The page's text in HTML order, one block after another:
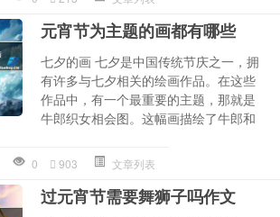
元宵节为主题的画都有哪些
七夕的画 七夕是中国传统节庆之一，拥
有许多与七夕相关的绘画作品。在这些
作品中，有一个最重要的主题，那就是
牛郎织女相会图。这幅画描绘了牛郎和
0 903 文章列表
过元宵节需要舞狮子吗作文